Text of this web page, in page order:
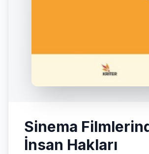
Sinema
İnsan Hakları